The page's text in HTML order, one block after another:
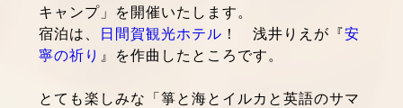
キャンプ」を開催いたします。
宿泊は、
日間賀観光ホテル ！ 浅井りえが『安
寧の祈り 』を作曲したところです。
とても楽しみな「箏と海とイルカと英語のサマ